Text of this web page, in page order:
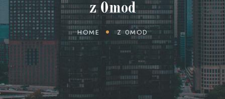
z 0mod
HOME Z 0MOD